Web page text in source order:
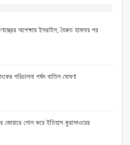
অপেক্ষায় ইসরাইল; বৈরুত হামলার পর
পরিচালনা পর্ষদ বাতিল ঘোষণা
জোয়ারে গোল করে ইতিহাস কুরাসাওয়ের